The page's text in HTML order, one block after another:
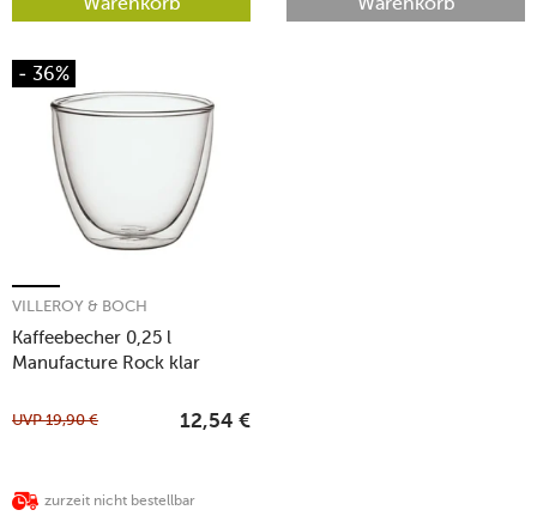
- 36%
Kaffeebecher 0,25 l
Manufacture Rock klar
VILLEROY & BOCH
zurzeit nicht bestellbar
UVP19,90 € 12,54 €